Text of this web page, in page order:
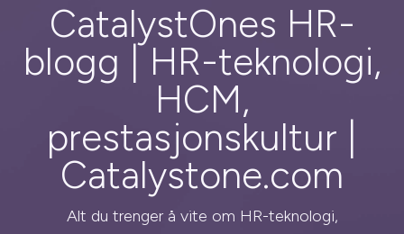
CatalystOnes HR-
blogg | HR-teknologi,
HCM,
prestasjonskultur |
Catalystone.com
Alt du trenger å vite om HR-teknologi,